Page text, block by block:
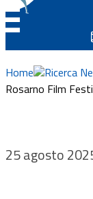
Eventi
Progetti
Home Ricerca
Rosarno Film
25 agosto